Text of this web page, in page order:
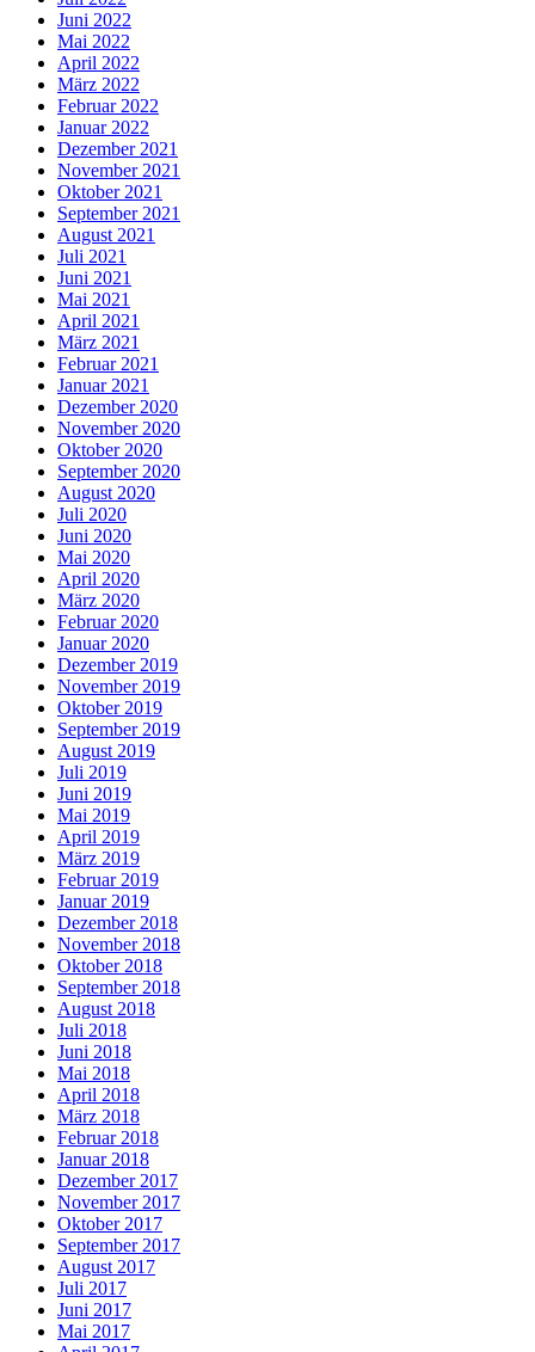
Juni 2022
Mai 2022
April 2022
März 2022
Februar 2022
Januar 2022
Dezember 2021
November 2021
Oktober 2021
September 2021
August 2021
Juli 2021
Juni 2021
Mai 2021
April 2021
März 2021
Februar 2021
Januar 2021
Dezember 2020
November 2020
Oktober 2020
September 2020
August 2020
Juli 2020
Juni 2020
Mai 2020
April 2020
März 2020
Februar 2020
Januar 2020
Dezember 2019
November 2019
Oktober 2019
September 2019
August 2019
Juli 2019
Juni 2019
Mai 2019
April 2019
März 2019
Februar 2019
Januar 2019
Dezember 2018
November 2018
Oktober 2018
September 2018
August 2018
Juli 2018
Juni 2018
Mai 2018
April 2018
März 2018
Februar 2018
Januar 2018
Dezember 2017
November 2017
Oktober 2017
September 2017
August 2017
Juli 2017
Juni 2017
Mai 2017